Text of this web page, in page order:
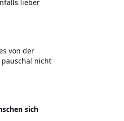
lieber
von der
pauschal nicht
sich